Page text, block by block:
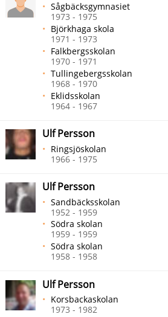
Sågbäcksgymnasiet
1973 - 1975
Björkhaga skola
1971 - 1973
Falkbergsskolan
1970 - 1971
Tullingebergsskolan
1968 - 1970
Eklidsskolan
1964 - 1967
Ulf Persson
Ringsjöskolan
1966 - 1975
Ulf Persson
Sandbäcksskolan
1952 - 1959
Södra skolan
1959 - 1959
Södra skolan
1958 - 1958
Ulf Persson
Korsbackaskolan
1973 - 1982